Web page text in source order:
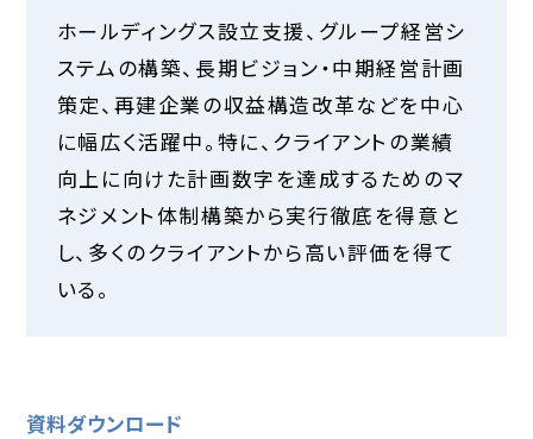
ホールディングス設立支援、グループ経営シ
ステムの構築、長期ビジョン・中期経営計画
策定、再建企業の収益構造改革などを中心
に幅広く活躍中。特に、クライアントの業績
向上に向けた計画数字を達成するためのマ
ネジメント体制構築から実行徹底を得意と
し、多くのクライアントから高い評価を得て
いる。
資料ダウンロード